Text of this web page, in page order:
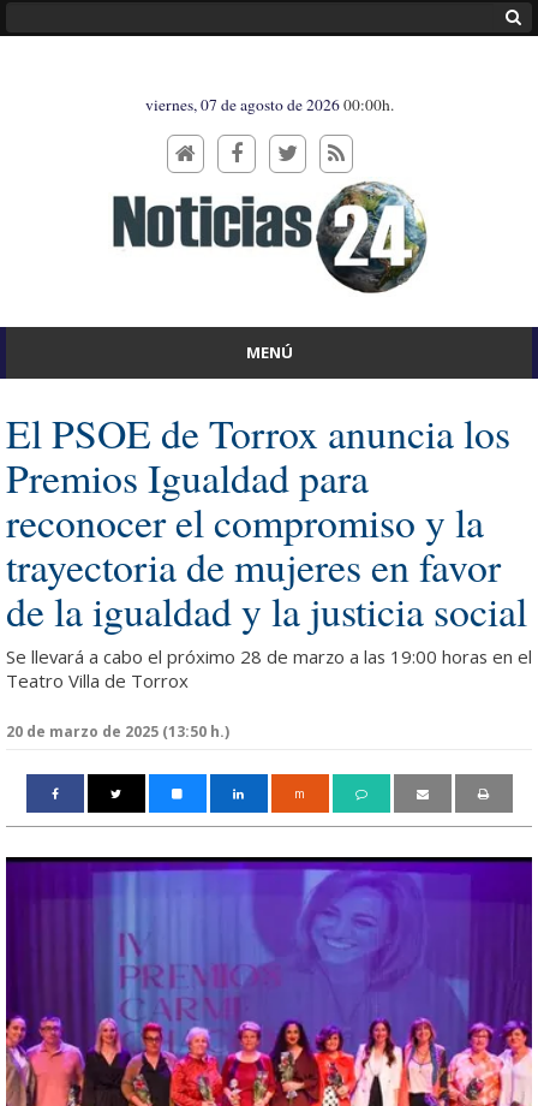
viernes, 07 de agosto de 202600:00h.
MENÚ
El PSOE de Torrox anuncia los
Premios Igualdad para
reconocer el compromiso y la
trayectoria de mujeres en favor
de la igualdad y la justicia social
Se llevará a cabo el próximo 28 de marzo a las 19:00 horas en el
Teatro Villa de Torrox
20 de marzo de 2025 (13:50 h.)
m